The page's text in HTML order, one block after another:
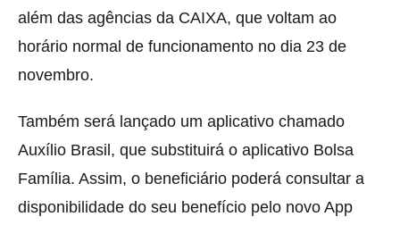
além das agências da CAIXA, que voltam ao
horário normal de funcionamento no dia 23 de
novembro.
Também será lançado um aplicativo chamado
Auxílio Brasil, que substituirá o aplicativo Bolsa
Família. Assim, o beneficiário poderá consultar a
disponibilidade do seu benefício pelo novo App